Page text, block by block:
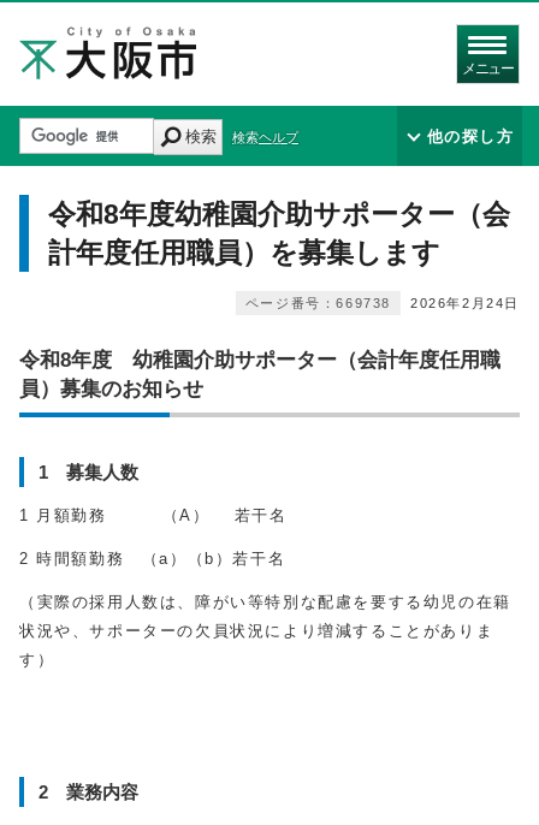
メニュー
検索 検索ヘルプ 他の探し方
令和8年度幼稚園介助サポーター（会
計年度任用職員）を募集します
2026年2月24日
ページ番号：669738
令和8年度 幼稚園介助サポーター（会計年度任用職
員）募集のお知らせ
1 募集人数
1 月額勤務 （A） 若干名
2 時間額勤務 （a）（b）若干名
（実際の採用人数は、障がい等特別な配慮を要する幼児の在籍
状況や、サポーターの欠員状況により増減することがありま
す）
2 業務内容